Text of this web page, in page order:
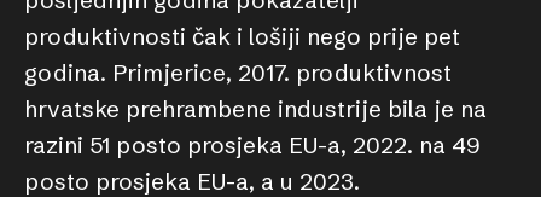
produktivnosti čak i lošiji nego prije pet
godina. Primjerice, 2017. produktivnost
hrvatske prehrambene industrije bila je na
razini 51 posto prosjeka EU-a, 2022. na 49
posto prosjeka EU-a, a u 2023.